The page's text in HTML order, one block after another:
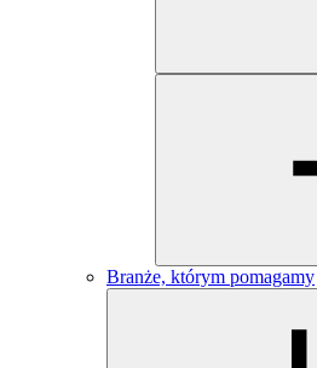
Branże, którym pomagamy